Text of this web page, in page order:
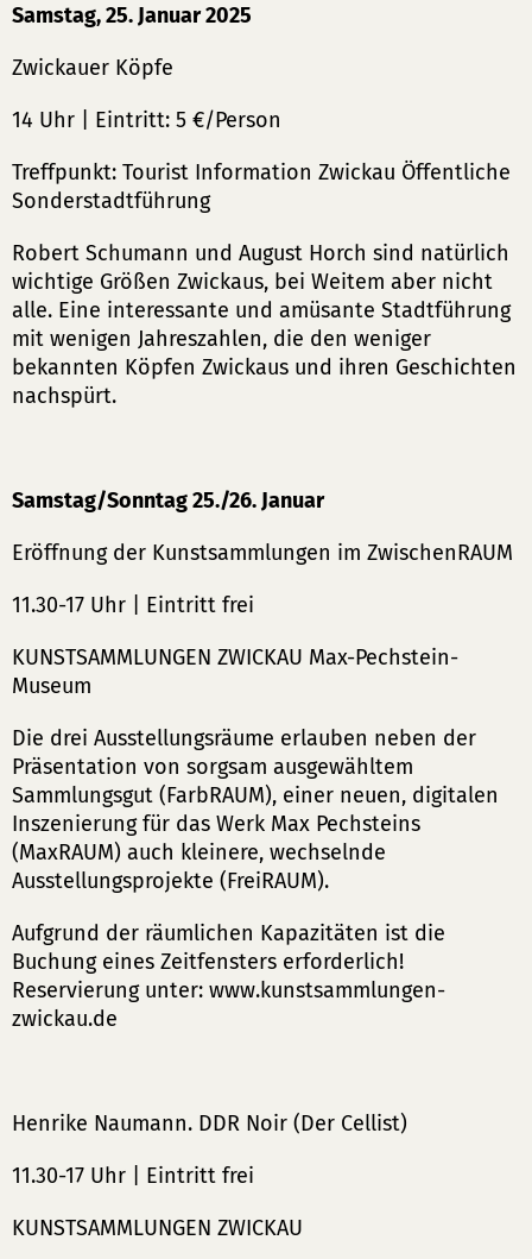
Samstag, 25. Januar 2025
Zwickauer Köpfe
14 Uhr | Eintritt: 5 €/Person
Treffpunkt: Tourist Information Zwickau Öffentliche
Sonderstadtführung
Robert Schumann und August Horch sind natürlich
wichtige Größen Zwickaus, bei Weitem aber nicht
alle. Eine interessante und amüsante Stadtführung
mit wenigen Jahreszahlen, die den weniger
bekannten Köpfen Zwickaus und ihren Geschichten
nachspürt.
Samstag/Sonntag 25./26. Januar
Eröffnung der Kunstsammlungen im ZwischenRAUM
11.30-17 Uhr | Eintritt frei
KUNSTSAMMLUNGEN ZWICKAU Max-Pechstein-
Museum
Die drei Ausstellungsräume erlauben neben der
Präsentation von sorgsam ausgewähltem
Sammlungsgut (FarbRAUM), einer neuen, digitalen
Inszenierung für das Werk Max Pechsteins
(MaxRAUM) auch kleinere, wechselnde
Ausstellungsprojekte (FreiRAUM).
Aufgrund der räumlichen Kapazitäten ist die
Buchung eines Zeitfensters erforderlich!
Reservierung unter: www.kunstsammlungen-
zwickau.de
Henrike Naumann. DDR Noir (Der Cellist)
11.30-17 Uhr | Eintritt frei
KUNSTSAMMLUNGEN ZWICKAU